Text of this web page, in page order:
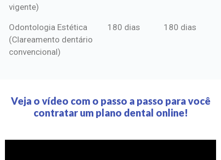
vigente)
Odontologia Estética
(Clareamento dentário
convencional)
180 dias 180 dias
Veja o vídeo com o passo a passo para você
contratar um plano dental online!